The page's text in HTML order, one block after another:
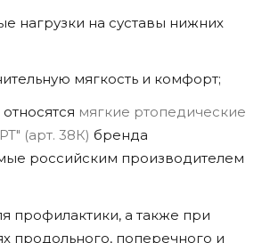
нагрузки на суставы нижних
мягкость и комфорт;
мягкие ртопедические
(арт. 38К) бренда
российским производителем
профилактики, а также при
продольного, поперечного и